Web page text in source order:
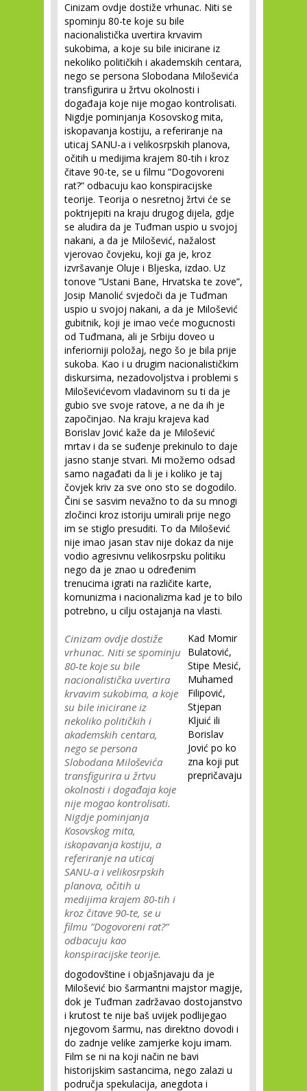
Cinizam ovdje dostiže vrhunac. Niti se
spominju 80-te koje su bile
nacionalistička uvertira krvavim
sukobima, a koje su bile inicirane iz
nekoliko političkih i akademskih centara,
nego se persona Slobodana Miloševića
transfigurira u žrtvu okolnosti i
događaja koje nije mogao kontrolisati.
Nigdje pominjanja Kosovskog mita,
iskopavanja kostiju, a referiranje na
uticaj SANU-a i velikosrpskih planova,
očitih u medijima krajem 80-tih i kroz
čitave 90-te, se u filmu ”Dogovoreni
rat?” odbacuju kao konspiracijske
teorije. Teorija o nesretnoj žrtvi će se
poktrijepiti na kraju drugog dijela, gdje
se aludira da je Tuđman uspio u svojoj
nakani, a da je Milošević, nažalost
vjerovao čovjeku, koji ga je, kroz
izvršavanje Oluje i Bljeska, izdao. Uz
tonove ”Ustani Bane, Hrvatska te zove”,
Josip Manolić svjedoči da je Tuđman
uspio u svojoj nakani, a da je Milošević
gubitnik, koji je imao veće mogucnosti
od Tuđmana, ali je Srbiju doveo u
inferiorniji položaj, nego šo je bila prije
sukoba. Kao i u drugim nacionalističkim
diskursima, nezadovoljstva i problemi s
Miloševićevom vladavinom su ti da je
gubio sve svoje ratove, a ne da ih je
započinjao. Na kraju krajeva kad
Borislav Jović kaže da je Milošević
mrtav i da se suđenje prekinulo to daje
jasno stanje stvari. Mi možemo odsad
samo nagađati da li je i koliko je taj
čovjek kriv za sve ono sto se dogodilo.
Čini se sasvim nevažno to da su mnogi
zločinci kroz istoriju umirali prije nego
im se stiglo presuditi. To da Milošević
nije imao jasan stav nije dokaz da nije
vodio agresivnu velikosrpsku politiku
nego da je znao u određenim
trenucima igrati na različite karte,
komunizma i nacionalizma kad je to bilo
potrebno, u cilju ostajanja na vlasti.
Cinizam ovdje dostiže
vrhunac. Niti se spominju
80-te koje su bile
nacionalistička uvertira
krvavim sukobima, a koje
su bile inicirane iz
nekoliko političkih i
akademskih centara,
nego se persona
Slobodana Miloševića
transfigurira u žrtvu
okolnosti i događaja koje
nije mogao kontrolisati.
Nigdje pominjanja
Kosovskog mita,
iskopavanja kostiju, a
referiranje na uticaj
SANU-a i velikosrpskih
planova, očitih u
medijima krajem 80-tih i
kroz čitave 90-te, se u
filmu ”Dogovoreni rat?”
odbacuju kao
konspiracijske teorije.
Kad Momir
Bulatović,
Stipe Mesić,
Muhamed
Filipović,
Stjepan
Kljuić ili
Borislav
Jović po ko
zna koji put
prepričavaju
dogodovštine i objašnjavaju da je
Milošević bio šarmantni majstor magije,
dok je Tuđman zadržavao dostojanstvo
i krutost te nije baš uvijek podlijegao
njegovom šarmu, nas direktno dovodi i
do zadnje velike zamjerke koju imam.
Film se ni na koji način ne bavi
historijskim sastancima, nego zalazi u
područja spekulacija, anegdota i